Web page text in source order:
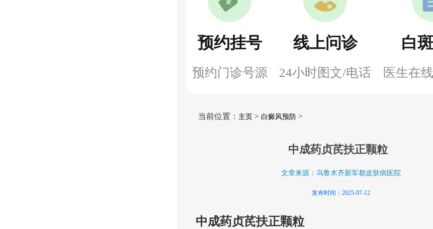
预约挂号
预约门诊号源
线上问诊
24小时图文/电话
白
医生在
当前位置： 主页> 白癜风预防>
中成药贞芪扶正颗粒
文章来源：乌鲁木齐新军都皮肤病医院
发布时间：2025-07-12
中成药贞芪扶正颗粒